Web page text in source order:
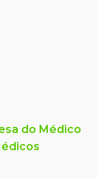
do Médico